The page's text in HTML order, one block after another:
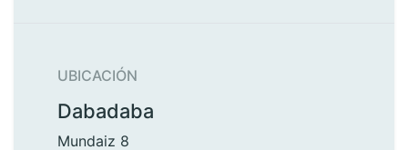
UBICACIÓN
Dabadaba
Mundaiz 8